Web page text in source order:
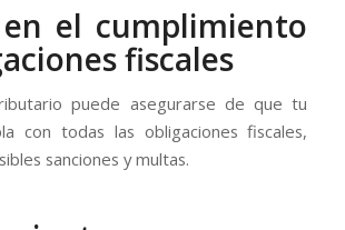
el cumplimiento
fiscales
puede asegurarse de que tu
con todas las obligaciones fiscales,
sanciones y multas.